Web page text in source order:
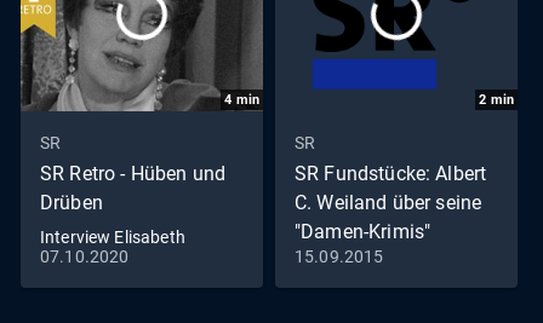
4 min
SR
SR Retro - Hüben und
Drüben
Interview Elisabeth
Flickenschildt
07.10.2020
2 min
SR
SR Fundstücke: Albert
C. Weiland über seine
"Damen-Krimis"
15.09.2015